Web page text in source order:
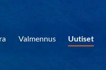
Valmennus Uutiset